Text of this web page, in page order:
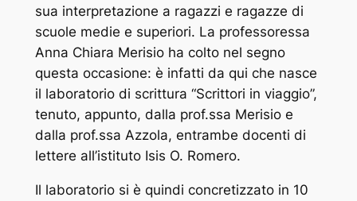
sua interpretazione a ragazzi e ragazze di
scuole medie e superiori. La professoressa
Anna Chiara Merisio ha colto nel segno
questa occasione: è infatti da qui che nasce
il laboratorio di scrittura “Scrittori in viaggio”,
tenuto, appunto, dalla prof.ssa Merisio e
dalla prof.ssa Azzola, entrambe docenti di
lettere all’istituto Isis O. Romero.
Il laboratorio si è quindi concretizzato in 10